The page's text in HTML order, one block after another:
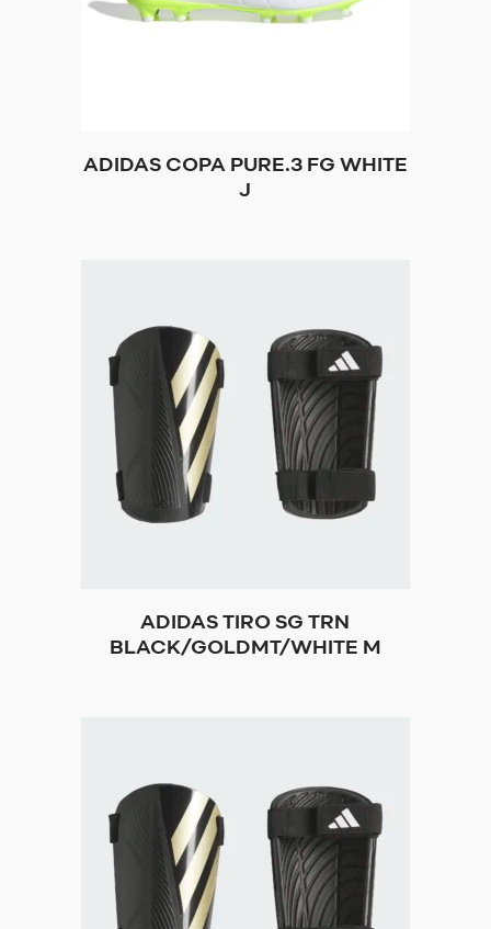
ADIDAS COPA PURE.3 FG WHITE
J
ADIDAS TIRO SG TRN
BLACK/GOLDMT/WHITE M